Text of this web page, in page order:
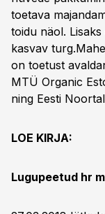
toetava
toidu näol.
kasvav
on toetust
MTÜ Organic
ning Eesti
LOE KIRJA:
Lugupeetud hr